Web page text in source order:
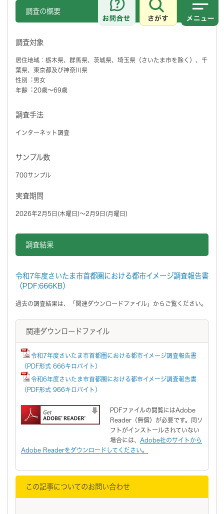
さがす
調査の概要
調査対象
居住地域：栃木県、群馬県、茨城県、埼玉県（さいたま市を除く）、千
葉県、東京都及び神奈川県
性別︓男女
年齢︓20歳〜69歳
調査手法
インターネット調査
サンプル数
700サンプル
実査期間
2026年2月5日(木曜日)～2月9日(月曜日)
調査結果
令和7年度さいたま市首都圏における都市イメージ調査報告書
（PDF:666KB）
過去の調査結果は、「関連ダウンロードファイル」からご覧ください。
関連ダウンロードファイル
令和7年度さいたま市首都圏における都市イメージ調査報告書
（PDF形式 666キロバイト）
令和6年度さいたま市首都圏における都市イメージ調査報告書
（PDF形式 966キロバイト）
PDFファイルの閲覧にはAdobe
Reader（無償）が必要です。同ソ
フトがインストールされていない
場合には、 Adobe社のサイトから
Adobe Readerをダウンロードしてください。
この記事についてのお問い合わせ